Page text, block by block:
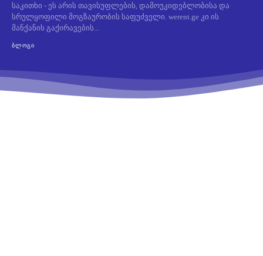
საკითხი - ეს არის თავისუფლების, დამოუკიდებლობისა და
სრულყოფილი მოგზაურობის საფუძველი. werent.ge კი ის
მანქანის გაქირავების...
ᲑᲚᲝᲒᲘ